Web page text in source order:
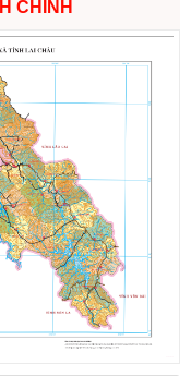
CHÍNH
định số
phủ sửa đổi, bổ
NĐ-CP ngày